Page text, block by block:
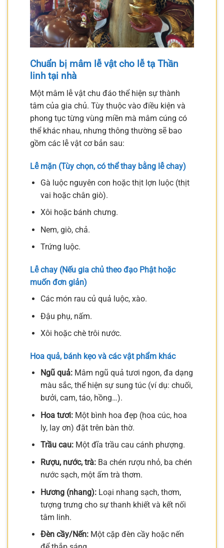
Chuẩn bị mâm lễ vật cho lễ tạ Thần
linh tại nhà
Một mâm lễ vật chu đáo thể hiện sự thành
tâm của gia chủ. Tùy thuộc vào điều kiện và
phong tục từng vùng miền mà mâm cúng có
thể khác nhau, nhưng thông thường sẽ bao
gồm các lễ vật cơ bản sau:
Lễ mặn (Tùy chọn, có thể thay bằng lễ chay)
Gà luộc nguyên con hoặc thịt lợn luộc (thịt
vai hoặc chân giò).
Xôi hoặc bánh chưng.
Nem, giò, chả.
Trứng luộc.
Lễ chay (Nếu gia chủ theo đạo Phật hoặc
muốn đơn giản)
Các món rau củ quả luộc, xào.
Đậu phụ, nấm.
Xôi hoặc chè trôi nước.
Hoa quả, bánh kẹo và các vật phẩm khác
Ngũ quả:Mâm ngũ quả tươi ngon, đa dạng
màu sắc, thể hiện sự sung túc (ví dụ: chuối,
bưởi, cam, táo, hồng…).
Hoa tươi:Một bình hoa đẹp (hoa cúc, hoa
ly, lay ơn) đặt trên bàn thờ.
Trầu cau:Một đĩa trầu cau cánh phượng.
Rượu, nước, trà:Ba chén rượu nhỏ, ba chén
nước sạch, một ấm trà thơm.
Hương (nhang):Loại nhang sạch, thơm,
tượng trưng cho sự thanh khiết và kết nối
tâm linh.
Đèn cầy/Nến:Một cặp đèn cầy hoặc nến